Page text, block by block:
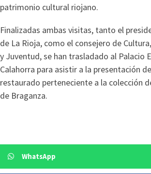
patrimonio cultural riojano.
Finalizadas ambas visitas, tanto el
de La Rioja, como el consejero de
y Juventud, se han trasladado al Palacio
Calahorra para asistir a la presentación
restaurado perteneciente a la colección
de Braganza.
WhatsApp